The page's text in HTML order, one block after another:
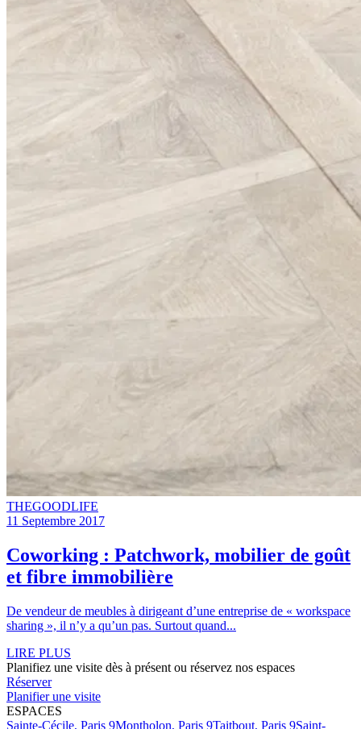
THEGOODLIFE
11 Septembre 2017
Coworking : Patchwork, mobilier de goût
et fibre immobilière
De vendeur de meubles à dirigeant d’une entreprise de « workspace
sharing », il n’y a qu’un pas. Surtout quand...
LIRE PLUS
Planifiez une visite dès à présent ou réservez nos espaces
Réserver
Planifier une visite
ESPACES
Sainte-Cécile, Paris 9Montholon, Paris 9Taitbout, Paris 9Saint-